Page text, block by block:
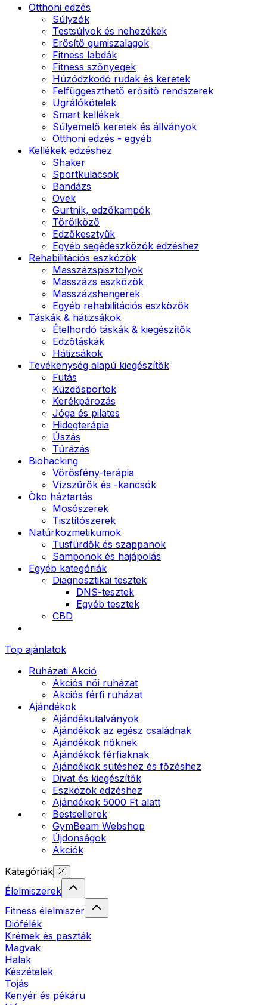
Otthoni edzés
Súlyzók
Testsúlyok és nehezékek
Erősítő gumiszalagok
Fitness labdák
Fitness szőnyegek
Húzódzkodó rudak és keretek
Felfüggeszthető erősítő rendszerek
Ugrálókötelek
Smart kellékek
Súlyemelő keretek és állványok
Otthoni edzés - egyéb
Kellékek edzéshez
Shaker
Sportkulacsok
Bandázs
Övek
Gurtnik, edzőkampók
Törölköző
Edzőkesztyűk
Egyéb segédeszközök edzéshez
Rehabilitációs eszközök
Masszázspisztolyok
Masszázs eszközök
Masszázshengerek
Egyéb rehabilitációs eszközök
Táskák & hátizsákok
Ételhordó táskák & kiegészítők
Edzőtáskák
Hátizsákok
Tevékenység alapú kiegészítők
Futás
Küzdősportok
Kerékpározás
Jóga és pilates
Hidegterápia
Úszás
Túrázás
Biohacking
Vörösfény-terápia
Vízszűrők és -kancsók
Öko háztartás
Mosószerek
Tisztítószerek
Natúrkozmetikumok
Tusfürdők és szappanok
Samponok és hajápolás
Egyéb kategóriák
Diagnosztikai tesztek
DNS-tesztek
Egyéb tesztek
CBD
Top ajánlatok
Ruházati Akció
Akciós női ruházat
Akciós férfi ruházat
Ajándékok
Ajándékutalványok
Ajándékok az egész családnak
Ajándékok nőknek
Ajándékok férfiaknak
Ajándékok sütéshez és főzéshez
Divat és kiegészítők
Eszközök edzéshez
Ajándékok 5000 Ft alatt
Bestsellerek
GymBeam Webshop
Újdonságok
Akciók
Kategóriák
Élelmiszerek
Fitness élelmiszer
Diófélék
Krémek és paszták
Magvak
Halak
Készételek
Tojás
Kenyér és pékáru